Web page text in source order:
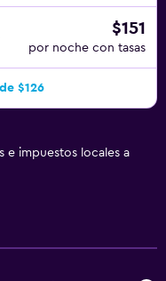
$151
por noche con tasas
$126
e impuestos locales a